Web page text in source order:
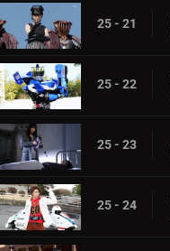
25 - 21
25 - 22
25 - 23
25 - 24